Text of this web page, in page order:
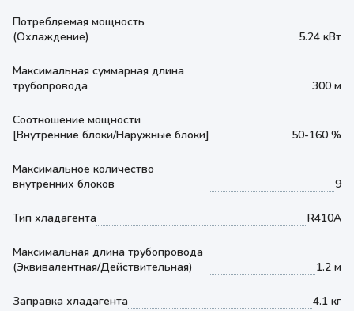
Потребляемая мощность
(Охлаждение)
5.24 кВт
Максимальная суммарная длина
трубопровода
300 м
Соотношение мощности
[Внутренние блоки/Наружные блоки]
50-160 %
Максимальное количество
внутренних блоков
9
Тип хладагента R410A
Максимальная длина трубопровода
(Эквивалентная/Действительная)
1.2 м
Заправка хладагента 4.1 кг